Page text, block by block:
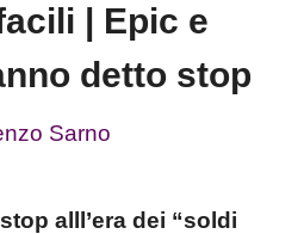
| Epic e
detto stop
Sarno
alll’era dei “soldi